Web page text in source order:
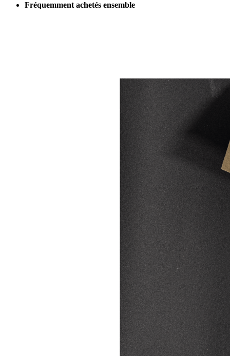
Fréquemment achetés ensemble